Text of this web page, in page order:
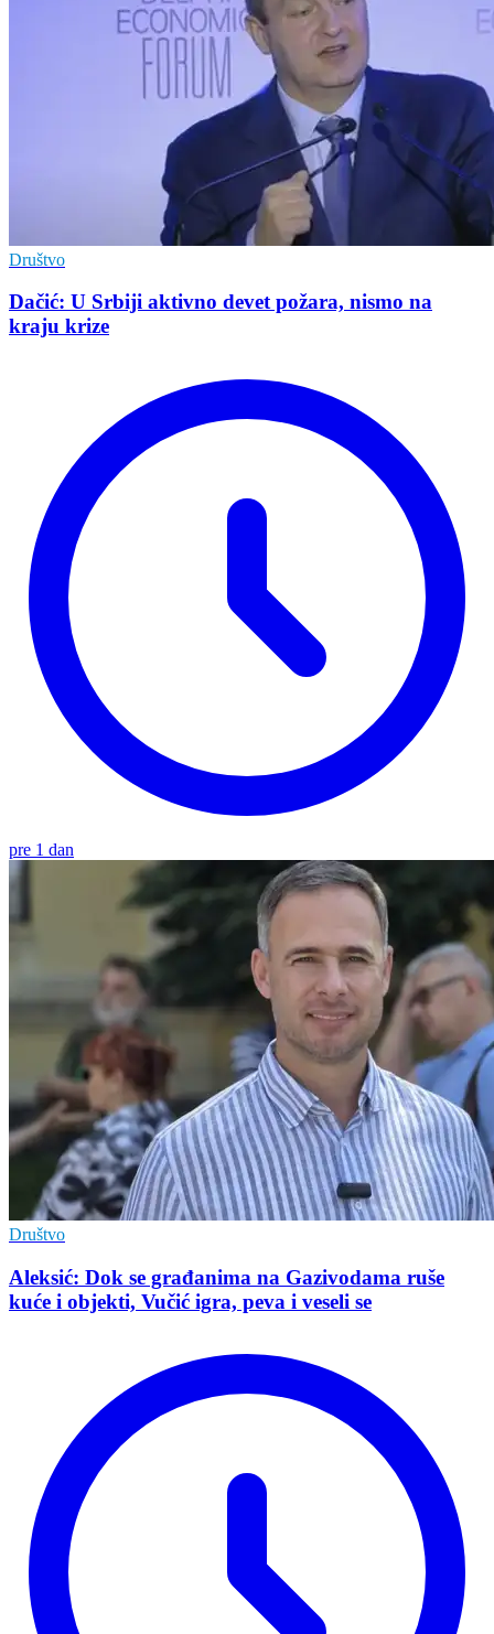
Društvo
Dačić: U Srbiji aktivno devet požara, nismo na
kraju krize
pre 1 dan
Društvo
Aleksić: Dok se građanima na Gazivodama ruše
kuće i objekti, Vučić igra, peva i veseli se